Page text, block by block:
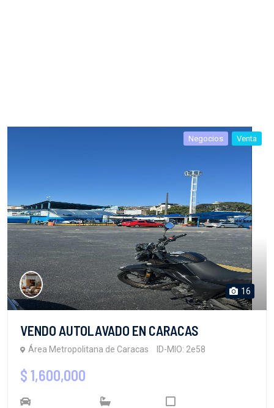
Negocios Venta
16
VENDO AUTOLAVADO EN CARACAS
Área Metropolitana de Caracas ID-MIO: 2e58
$ 1,600,000